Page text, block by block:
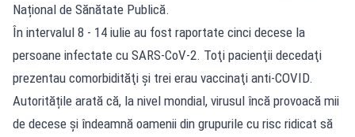
Național de Sănătate Publică.
În intervalul 8 - 14 iulie au fost raportate cinci decese la
persoane infectate cu SARS-CoV-2. Toţi pacienţii decedaţi
prezentau comorbidităţi şi trei erau vaccinaţi anti-COVID.
Autoritățile arată că, la nivel mondial, virusul încă provoacă mii
de decese și îndeamnă oamenii din grupurile cu risc ridicat să